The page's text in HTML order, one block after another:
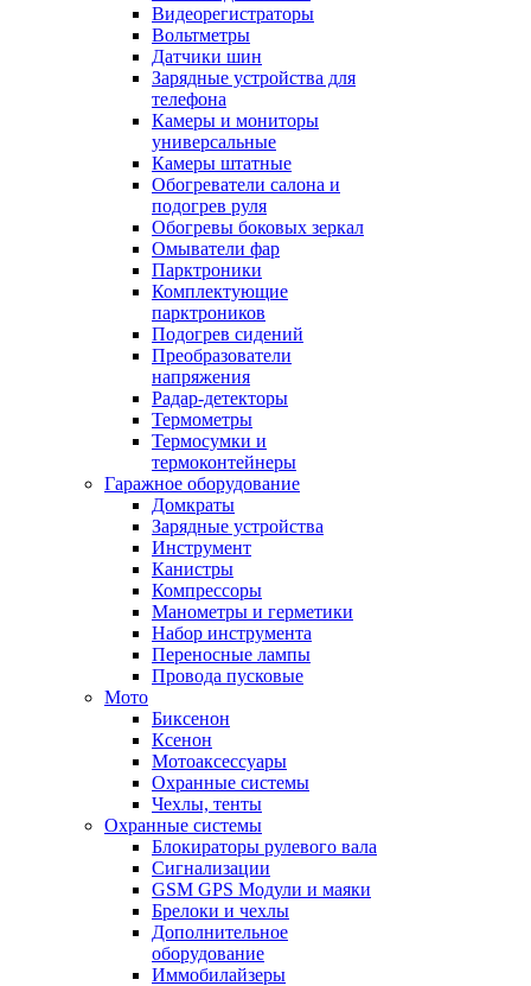
Видеорегистраторы
Вольтметры
Датчики шин
Зарядные устройства для
телефона
Камеры и мониторы
универсальные
Камеры штатные
Обогреватели салона и
подогрев руля
Обогревы боковых зеркал
Омыватели фар
Парктроники
Комплектующие
парктроников
Подогрев сидений
Преобразователи
напряжения
Радар-детекторы
Термометры
Термосумки и
термоконтейнеры
Гаражное оборудование
Домкраты
Зарядные устройства
Инструмент
Канистры
Компрессоры
Манометры и герметики
Набор инструмента
Переносные лампы
Провода пусковые
Мото
Биксенон
Ксенон
Мотоаксессуары
Охранные системы
Чехлы, тенты
Охранные системы
Блокираторы рулевого вала
Сигнализации
GSM GPS Модули и маяки
Брелоки и чехлы
Дополнительное
оборудование
Иммобилайзеры